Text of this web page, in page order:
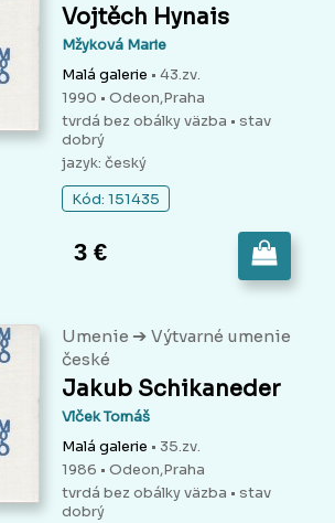
Vojtěch Hynais
Mžyková Marie
Malá galerie • 43.zv.
1990 • Odeon,Praha
tvrdá bez obálky väzba • stav
dobrý
jazyk: český
Kód: 151435
3 €
Umenie ➔ Výtvarné umenie
české
Jakub Schikaneder
Vlček Tomáš
Malá galerie • 35.zv.
1986 • Odeon,Praha
tvrdá bez obálky väzba • stav
dobrý